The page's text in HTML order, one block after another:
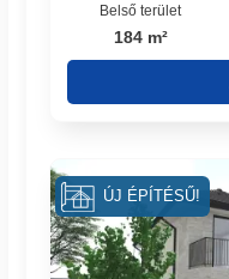
Belső terület
184 m²
ÚJ ÉPÍTÉSŰ!